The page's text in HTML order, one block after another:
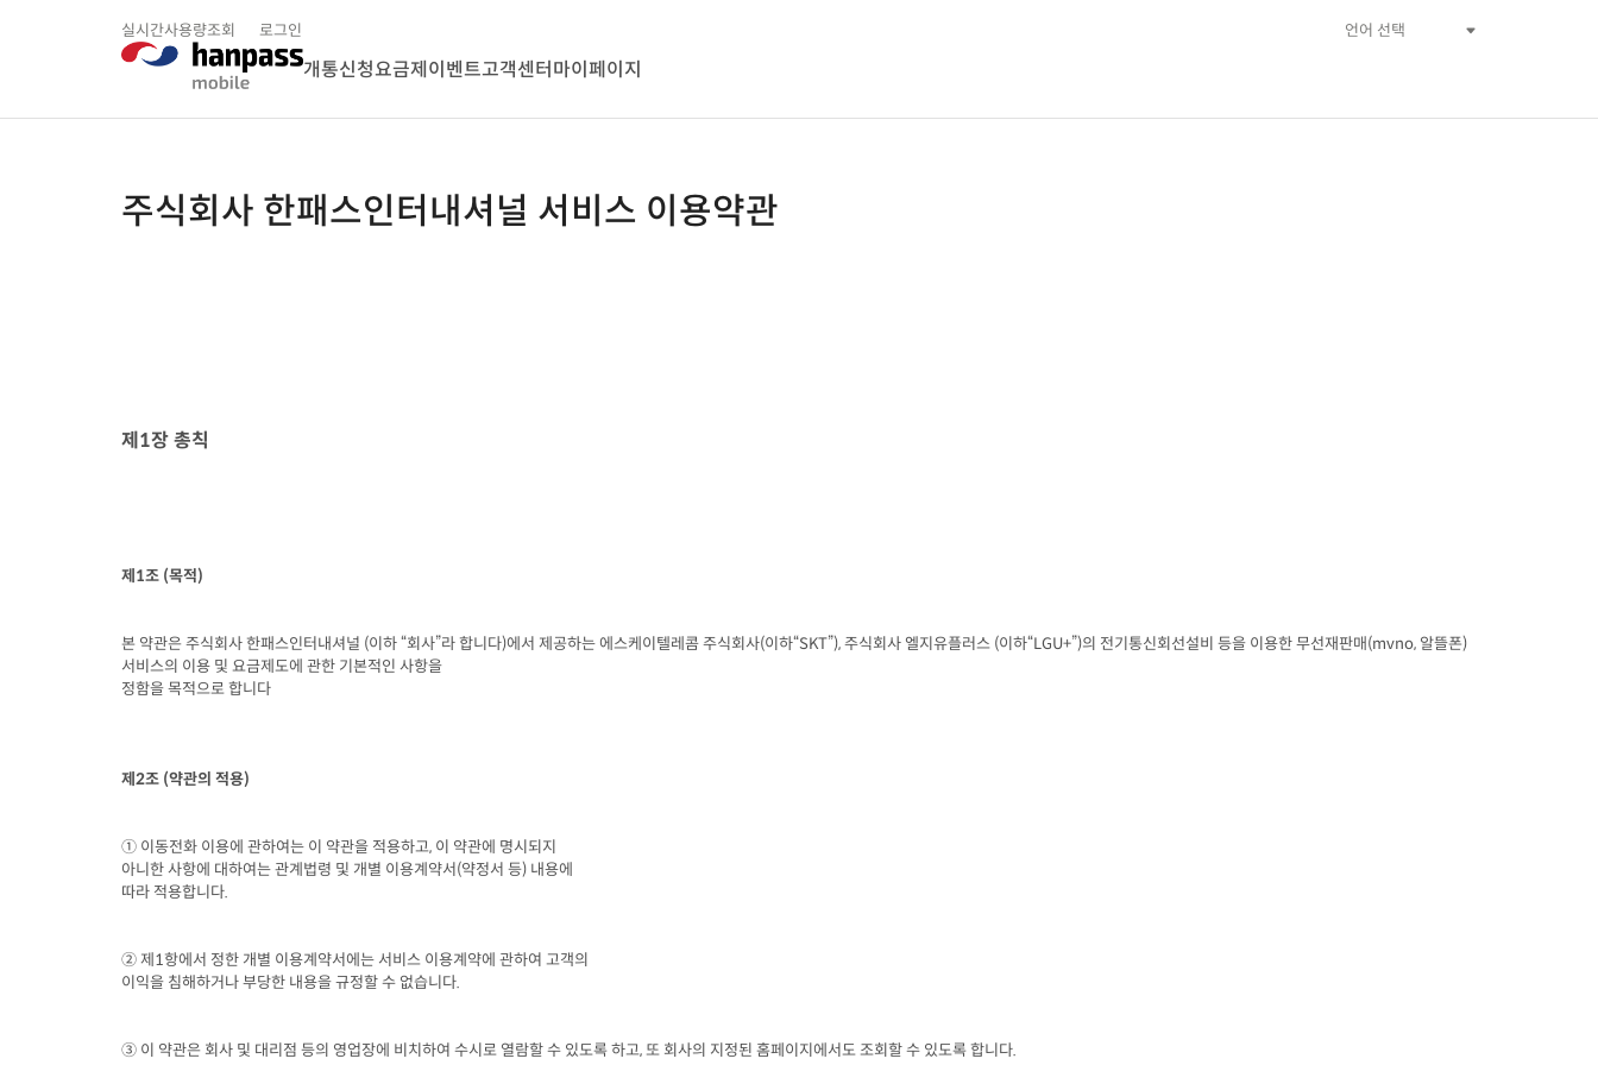
실시간사용량조회 로그인
개통신청요금제 이벤트고객센터마이페이지
주식회사 한패스인터내셔널 서비스 이용약관
제 1장 총칙
제 1조 (목적)
본 약관은 주식회사 한패스인터내셔널 (이하 “회사”라 합니다)에서 제공하는 에스케이텔레콤 주식회사(이하“SKT”), 주식회사 엘지유플러스 (이하“LGU+”)의 전기통신회선설비 등을 이용한 무선재판매(mvno, 알뜰폰)
서비스의 이용 및 요금제도에 관한 기본적인 사항을
정함을 목적으로 합니다
제 2조 (약관의 적용)
① 이동전화 이용에 관하여는 이 약관을 적용하고, 이 약관에 명시되지
아니한 사항에 대하여는 관계법령 및 개별 이용계약서(약정서 등) 내용에
따라 적용합니다.
② 제 1항에서 정한 개별 이용계약서에는 서비스 이용계약에 관하여 고객의
이익을 침해하거나 부당한 내용을 규정할 수 없습니다.
③ 이 약관은 회사 및 대리점 등의 영업장에 비치하여 수시로 열람할 수 있도록 하고, 또 회사의 지정된 홈페이지에서도 조회할 수 있도록 합니다.